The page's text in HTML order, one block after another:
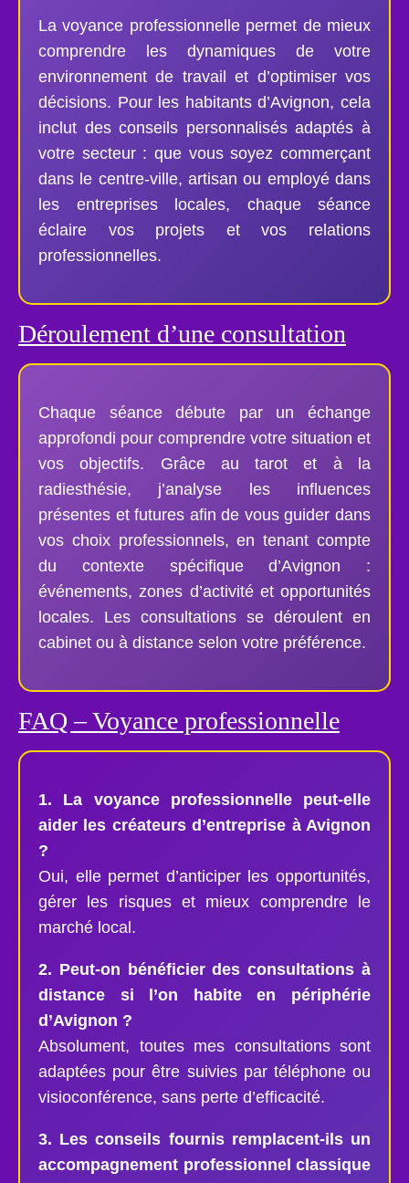
La voyance professionnelle permet de mieux
comprendre les dynamiques de votre
environnement de travail et d’optimiser vos
décisions. Pour les habitants d’Avignon, cela
inclut des conseils personnalisés adaptés à
votre secteur : que vous soyez commerçant
dans le centre-ville, artisan ou employé dans
les entreprises locales, chaque séance
éclaire vos projets et vos relations
professionnelles.
Déroulement d’une consultation
Chaque séance débute par un échange
approfondi pour comprendre votre situation et
vos objectifs. Grâce au tarot et à la
radiesthésie, j’analyse les influences
présentes et futures afin de vous guider dans
vos choix professionnels, en tenant compte
du contexte spécifique d’Avignon :
événements, zones d’activité et opportunités
locales. Les consultations se déroulent en
cabinet ou à distance selon votre préférence.
FAQ – Voyance professionnelle
1. La voyance professionnelle peut-elle
aider les créateurs d’entreprise à Avignon
?
Oui, elle permet d’anticiper les opportunités,
gérer les risques et mieux comprendre le
marché local.
2. Peut-on bénéficier des consultations à
distance si l’on habite en périphérie
d’Avignon ?
Absolument, toutes mes consultations sont
adaptées pour être suivies par téléphone ou
visioconférence, sans perte d’efficacité.
3. Les conseils fournis remplacent-ils un
accompagnement professionnel classique